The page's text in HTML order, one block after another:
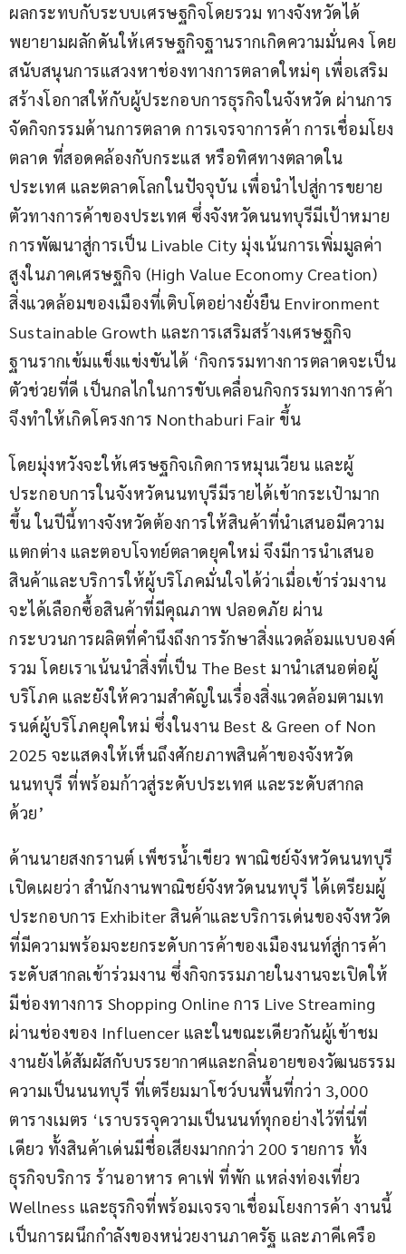
ผลกระทบกับระบบเศรษฐกิจโดยรวม ทางจังหวัดได้
พยายามผลักดันให้เศรษฐกิจฐานรากเกิดความมั่นคง โดย
สนับสนุนการแสวงหาช่องทางการตลาดใหม่ๆ เพื่อเสริม
สร้างโอกาสให้กับผู้ประกอบการธุรกิจในจังหวัด ผ่านการ
จัดกิจกรรมด้านการตลาด การเจรจาการค้า การเชื่อมโยง
ตลาด ที่สอดคล้องกับกระแส หรือทิศทางตลาดใน
ประเทศ และตลาดโลกในปัจจุบัน เพื่อนำไปสู่การขยาย
ตัวทางการค้าของประเทศ ซึ่งจังหวัดนนทบุรีมีเป้าหมาย
การพัฒนาสู่การเป็น Livable City มุ่งเน้นการเพิ่มมูลค่า
สูงในภาคเศรษฐกิจ (High Value Economy Creation)
สิ่งแวดล้อมของเมืองที่เติบโตอย่างยั่งยืน Environment
Sustainable Growth และการเสริมสร้างเศรษฐกิจ
ฐานรากเข้มแข็งแข่งขันได้ ‘กิจกรรมทางการตลาดจะเป็น
ตัวช่วยที่ดี เป็นกลไกในการขับเคลื่อนกิจกรรมทางการค้า
จึงทำให้เกิดโครงการ Nonthaburi Fair ขึ้น
โดยมุ่งหวังจะให้เศรษฐกิจเกิดการหมุนเวียน และผู้
ประกอบการในจังหวัดนนทบุรีมีรายได้เข้ากระเป๋ามาก
ขึ้น ในปีนี้ทางจังหวัดต้องการให้สินค้าที่นำเสนอมีความ
แตกต่าง และตอบโจทย์ตลาดยุคใหม่ จึงมีการนำเสนอ
สินค้าและบริการให้ผู้บริโภคมั่นใจได้ว่าเมื่อเข้าร่วมงาน
จะได้เลือกซื้อสินค้าที่มีคุณภาพ ปลอดภัย ผ่าน
กระบวนการผลิตที่คำนึงถึงการรักษาสิ่งแวดล้อมแบบองค์
รวม โดยเราเน้นนำสิ่งที่เป็น The Best มานำเสนอต่อผู้
บริโภค และยังให้ความสำคัญในเรื่องสิ่งแวดล้อมตามเท
รนด์ผู้บริโภคยุคใหม่ ซึ่งในงาน Best & Green of Non
2025 จะแสดงให้เห็นถึงศักยภาพสินค้าของจังหวัด
นนทบุรี ที่พร้อมก้าวสู่ระดับประเทศ และระดับสากล
ด้วย’
ด้านนายสงกรานต์ เพ็ชรน้ำเขียว พาณิชย์จังหวัดนนทบุรี
เปิดเผยว่า สำนักงานพาณิชย์จังหวัดนนทบุรี ได้เตรียมผู้
ประกอบการ Exhibiter สินค้าและบริการเด่นของจังหวัด
ที่มีความพร้อมจะยกระดับการค้าของเมืองนนท์สู่การค้า
ระดับสากลเข้าร่วมงาน ซึ่งกิจกรรมภายในงานจะเปิดให้
มีช่องทางการ Shopping Online การ Live Streaming
ผ่านช่องของ Influencer และในขณะเดียวกันผู้เข้าชม
งานยังได้สัมผัสกับบรรยากาศและกลิ่นอายของวัฒนธรรม
ความเป็นนนทบุรี ที่เตรียมมาโชว์บนพื้นที่กว่า 3,000
ตารางเมตร ‘เราบรรจุความเป็นนนท์ทุกอย่างไว้ที่นี่ที่
เดียว ทั้งสินค้าเด่นมีชื่อเสียงมากกว่า 200 รายการ ทั้ง
ธุรกิจบริการ ร้านอาหาร คาเฟ่ ที่พัก แหล่งท่องเที่ยว
Wellness และธุรกิจที่พร้อมเจรจาเชื่อมโยงการค้า งานนี้
เป็นการผนึกกำลังของหน่วยงานภาครัฐ และภาคีเครือ